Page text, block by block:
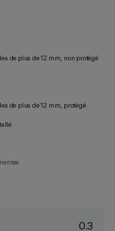
de plus de 12 mm, non protégé
de plus de 12 mm, protégé
0.3